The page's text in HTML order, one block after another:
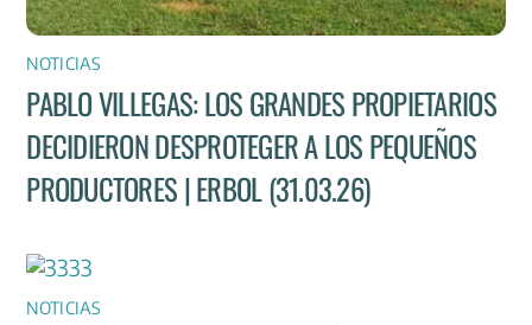
NOTICIAS
PABLO VILLEGAS: LOS GRANDES PROPIETARIOS
DECIDIERON DESPROTEGER A LOS PEQUEÑOS
PRODUCTORES | ERBOL (31.03.26)
NOTICIAS